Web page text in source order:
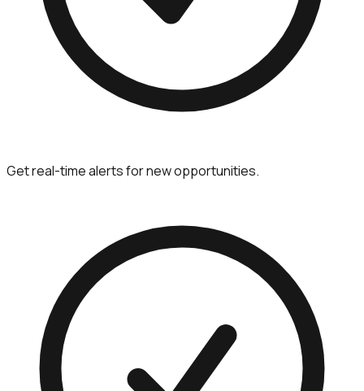
Get real-time alerts for new opportunities.